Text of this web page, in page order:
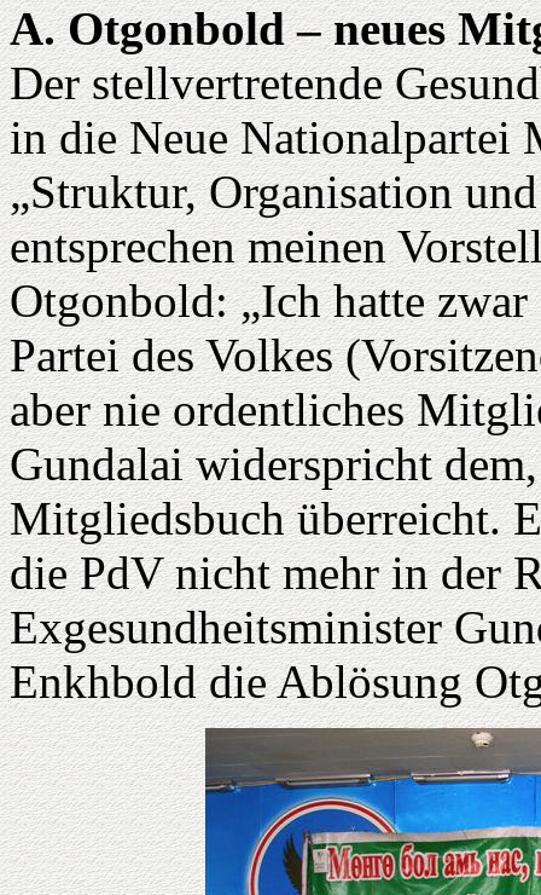
A. Otgonbold – neues
Der stellvertretende
in die Neue Nationalpartei
„Struktur, Organisation
entsprechen meinen
Otgonbold: „Ich hatte
Partei des Volkes
aber nie ordentliches
Gundalai widerspricht
Mitgliedsbuch überreicht.
die PdV nicht mehr in der
Exgesundheitsminister
Enkhbold die Ablösung